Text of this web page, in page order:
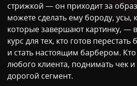
стрижкой — он приходит за
можете сделать ему бороду, усы,
которые завершают картинку, —
курс для тех, кто готов
и стать настоящим барбером.
любого клиента, поднимать чек и
дорогой сегмент.